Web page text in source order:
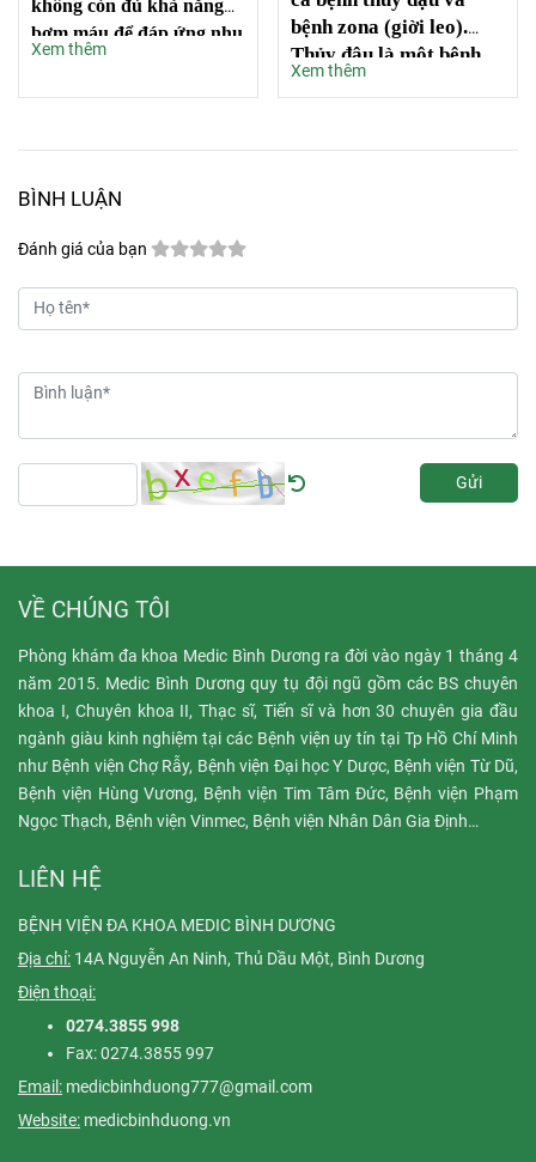
không còn đủ khả năng
bơm máu để đáp ứng nhu
cầu của cơ thể. Ở giai
ẩn nhiều biến chứng nguy
hiệu nào cảnh báo bệnh
nặng? Và có những biện
pháp nào giúp người
hạn chế biến chứng?
Xem thêm
bệnh zona (giời leo).
Thủy đậu là một bệnh
truyền nhiễm có khả
không biến mất mà có
hoạt động, gây nên bệnh
Xem thêm
BÌNH LUẬN
Đánh giá của bạn
Gửi
VỀ CHÚNG TÔI
Phòng khám đa khoa Medic Bình Dương ra đời vào ngày 1 tháng 4
năm 2015. Medic Bình Dương quy tụ đội ngũ gồm các BS chuyên
khoa I, Chuyên khoa II, Thạc sĩ, Tiến sĩ và hơn 30 chuyên gia đầu
ngành giàu kinh nghiệm tại các Bệnh viện uy tín tại Tp Hồ Chí Minh
như Bệnh viện Chợ Rẫy, Bệnh viện Đại học Y Dược, Bệnh viện Từ Dũ,
Bệnh viện Hùng Vương, Bệnh viện Tim Tâm Đức, Bệnh viện Phạm
Ngọc Thạch, Bệnh viện Vinmec, Bệnh viện Nhân Dân Gia Định…
LIÊN HỆ
BỆNH VIỆN ĐA KHOA MEDIC BÌNH DƯƠNG
Địa chỉ: 14A Nguyễn An Ninh, Thủ Dầu Một, Bình Dương
Điện thoại:
0274.3855 998
Fax: 0274.3855 997
Email: medicbinhduong777@gmail.com
Website: medicbinhduong.vn